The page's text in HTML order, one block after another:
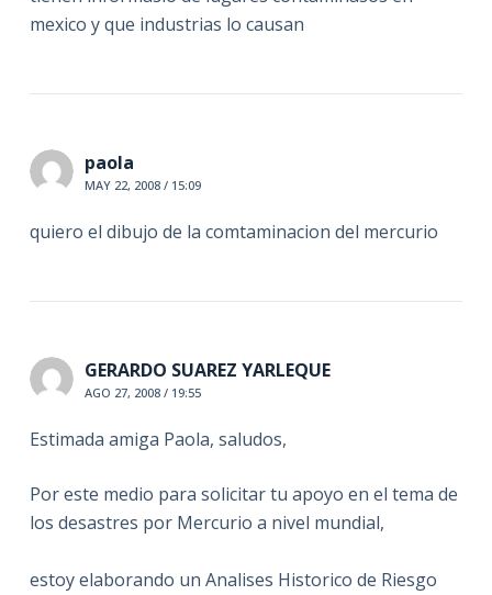
mexico y que industrias lo causan
paola
MAY 22, 2008 / 15:09
quiero el dibujo de la comtaminacion del mercurio
GERARDO SUAREZ YARLEQUE
AGO 27, 2008 / 19:55
Estimada amiga Paola, saludos,
Por este medio para solicitar tu apoyo en el tema de
los desastres por Mercurio a nivel mundial,
estoy elaborando un Analises Historico de Riesgo